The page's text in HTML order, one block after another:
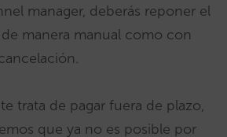
manager, deberás reponer el
manera manual como con
trata de pagar fuera de plazo,
que ya no es posible por